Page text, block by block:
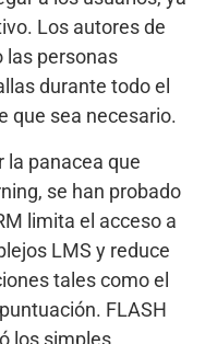
Los autores de
las personas
durante todo el
que sea necesario.
la panacea que
se han probado
limita el acceso a
LMS y reduce
tales como el
FLASH
los simples